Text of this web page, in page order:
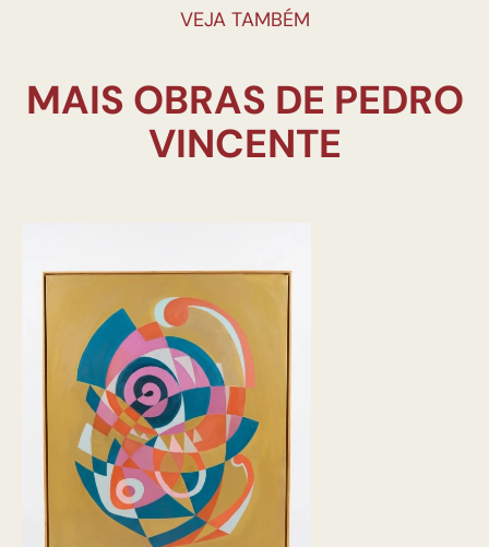
VEJA TAMBÉM
MAIS OBRAS DE PEDRO